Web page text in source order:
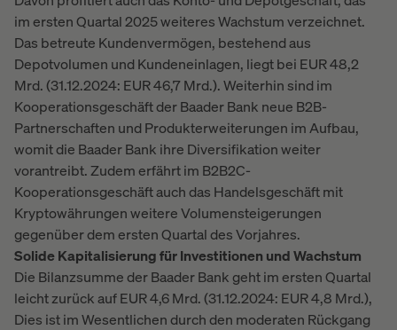
im ersten Quartal 2025 weiteres Wachstum verzeichnet.
Das betreute Kundenvermögen, bestehend aus
Depotvolumen und Kundeneinlagen, liegt bei EUR 48,2
Mrd. (31.12.2024: EUR 46,7 Mrd.). Weiterhin sind im
Kooperationsgeschäft der Baader Bank neue B2B-
Partnerschaften und Produkterweiterungen im Aufbau,
womit die Baader Bank ihre Diversifikation weiter
vorantreibt. Zudem erfährt im B2B2C-
Kooperationsgeschäft auch das Handelsgeschäft mit
Kryptowährungen weitere Volumensteigerungen
gegenüber dem ersten Quartal des Vorjahres.
Solide Kapitalisierung für Investitionen und Wachstum
Die Bilanzsumme der Baader Bank geht im ersten Quartal
leicht zurück auf EUR 4,6 Mrd. (31.12.2024: EUR 4,8 Mrd.),
Dies ist im Wesentlichen durch den moderaten Rückgang